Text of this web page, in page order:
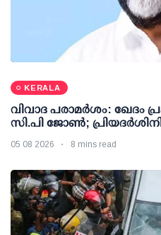
KERALA
വിവാദ പരാമര്‍ശം: ഖേദം
സി.പി ജോണ്‍; പ്രിയദര്‍ശിനി
05 08 2026 8 mins read